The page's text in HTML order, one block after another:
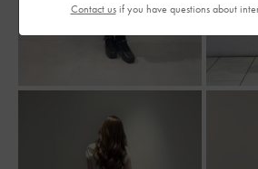
Contact usif you have questions about